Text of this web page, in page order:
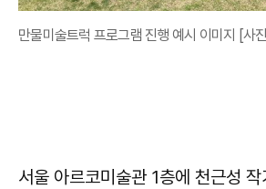
만물미술트럭 프로그램 진행 예시 이미지 [사
서울 아르코미술관 1층에 천근성